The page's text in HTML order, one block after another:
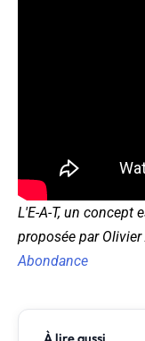
L'E-A-T, un concept
proposée par
Abondance